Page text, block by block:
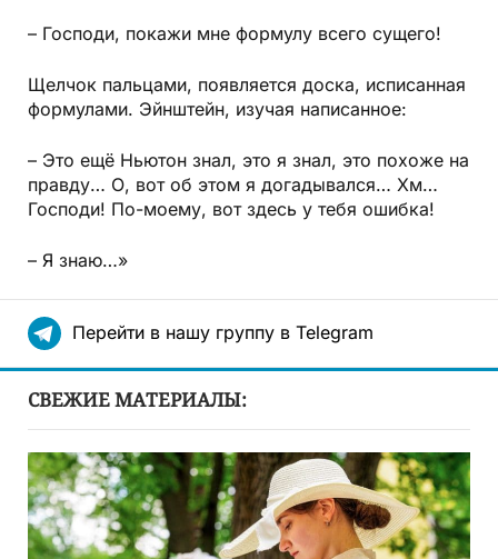
– Господи, покажи мне формулу всего сущего!
Щелчок пальцами, появляется доска, исписанная
формулами. Эйнштейн, изучая написанное:
– Это ещё Ньютон знал, это я знал, это похоже на
правду… О, вот об этом я догадывался… Хм…
Господи! По-моему, вот здесь у тебя ошибка!
– Я знаю…»
Перейти в нашу группу в Telegram
СВЕЖИЕ МАТЕРИАЛЫ: